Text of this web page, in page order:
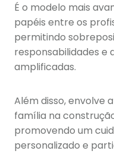
É o modelo mais
papéis entre os
permitindo
responsabilidades e
amplificadas.
Além disso, envolve
família na
promovendo um
personalizado e